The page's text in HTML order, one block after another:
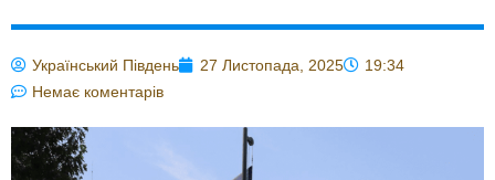
Український Південь 27 Листопада, 2025
19:34
Немає коментарів